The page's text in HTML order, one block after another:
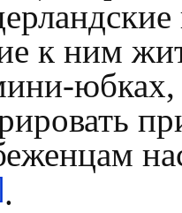
к ним
юбках,
.